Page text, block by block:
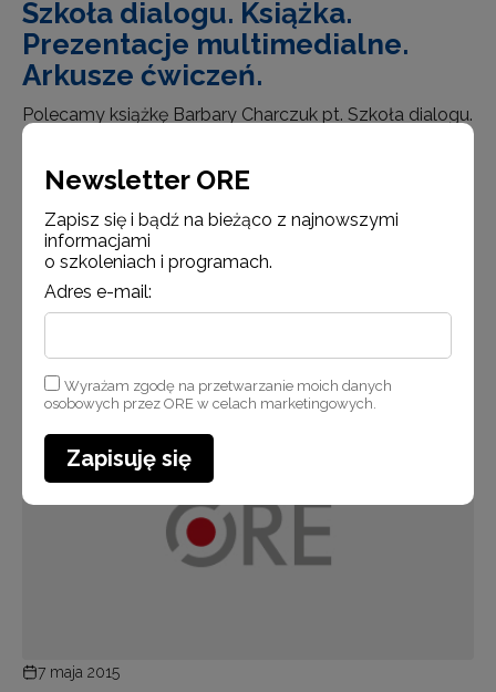
Szkoła dialogu. Książka.
Prezentacje multimedialne.
Arkusze ćwiczeń.
Polecamy książkę Barbary Charczuk pt. Szkoła dialogu.
z rodzicami. Czy można sobie wyobrazić szkołę
bez rodziców? Oczywiście nie. Rodzice zawsze stoją
za dzieckiem. A bez dziecka nie byłoby szkoły…
Czytaj więcej
7 maja 2015
Newsletter ORE
Zapisz się i bądź na bieżąco z najnowszymi
informacjami
o szkoleniach i programach.
Adres e-mail:
Wyrażam zgodę na przetwarzanie moich danych
osobowych przez ORE w celach marketingowych.
Zapisuję się